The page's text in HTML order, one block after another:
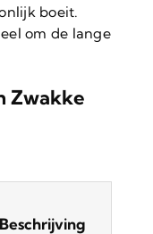
boeit.
om de lange
Zwakke
Beschrijving